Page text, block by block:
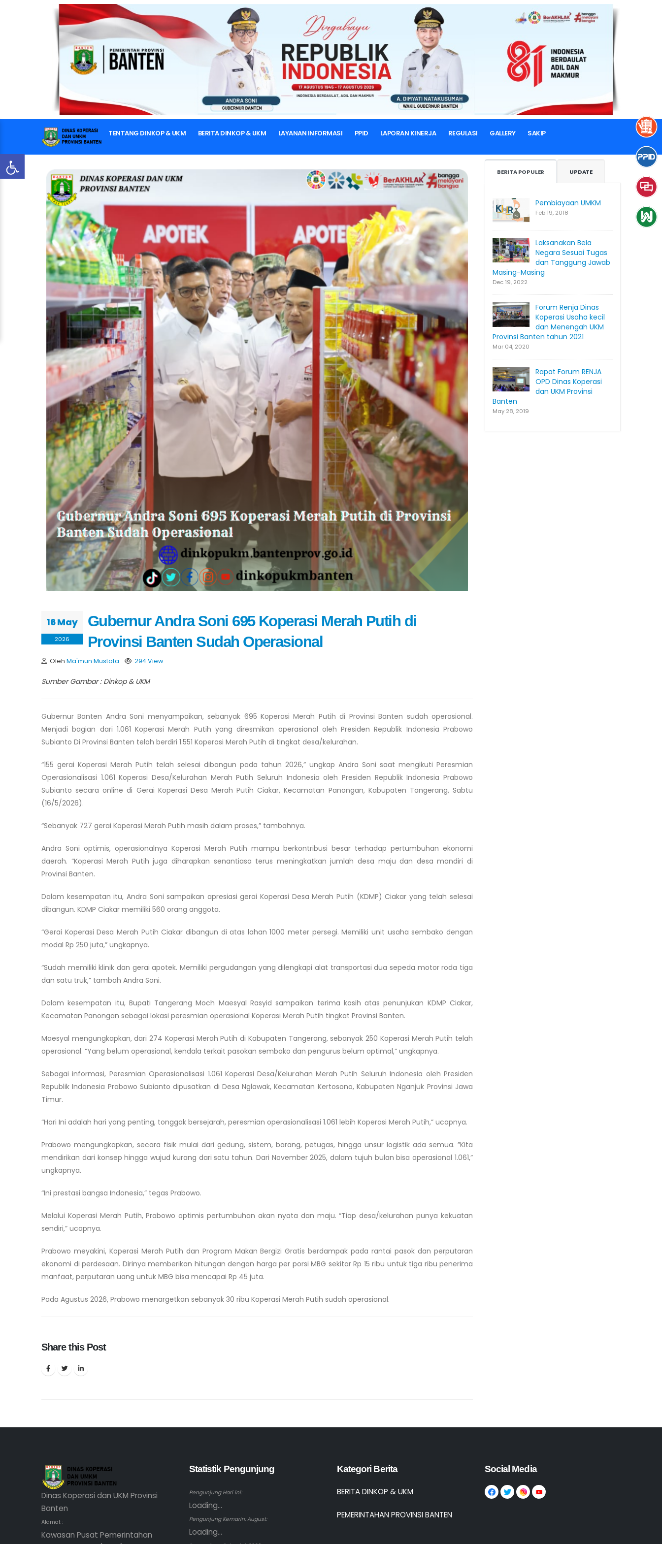
TENTANG DINKOP & UKM BERITA DINKOP & UKM LAYANAN INFORMASI PPID LAPORAN KINERJA REGULASI GALLERY SAKIP
BERITA DINKOP & UKM
BERANDA BERITA & ARTIKEL
16 May
2026
Gubernur Andra Soni 695 Koperasi Merah Putih di
Provinsi Banten Sudah Operasional
Oleh Ma'mun Mustofa 294 View
Sumber Gambar : Dinkop & UKM
Gubernur Banten Andra Soni menyampaikan, sebanyak 695 Koperasi Merah Putih di Provinsi Banten sudah operasional.
Menjadi bagian dari 1.061 Koperasi Merah Putih yang diresmikan operasional oleh Presiden Republik Indonesia Prabowo
Subianto Di Provinsi Banten telah berdiri 1.551 Koperasi Merah Putih di tingkat desa/kelurahan.
“155 gerai Koperasi Merah Putih telah selesai dibangun pada tahun 2026,” ungkap Andra Soni saat mengikuti Peresmian
Operasionalisasi 1.061 Koperasi Desa/Kelurahan Merah Putih Seluruh Indonesia oleh Presiden Republik Indonesia Prabowo
Subianto secara online di Gerai Koperasi Desa Merah Putih Ciakar, Kecamatan Panongan, Kabupaten Tangerang, Sabtu
(16/5/2026).
“Sebanyak 727 gerai Koperasi Merah Putih masih dalam proses,” tambahnya.
Andra Soni optimis, operasionalnya Koperasi Merah Putih mampu berkontribusi besar terhadap pertumbuhan ekonomi
daerah. “Koperasi Merah Putih juga diharapkan senantiasa terus meningkatkan jumlah desa maju dan desa mandiri di
Provinsi Banten.
Dalam kesempatan itu, Andra Soni sampaikan apresiasi gerai Koperasi Desa Merah Putih (KDMP) Ciakar yang telah selesai
dibangun. KDMP Ciakar memiliki 560 orang anggota.
“Gerai Koperasi Desa Merah Putih Ciakar dibangun di atas lahan 1000 meter persegi. Memiliki unit usaha sembako dengan
modal Rp 250 juta,” ungkapnya.
“Sudah memiliki klinik dan gerai apotek. Memiliki pergudangan yang dilengkapi alat transportasi dua sepeda motor roda tiga
dan satu truk,” tambah Andra Soni.
Dalam kesempatan itu, Bupati Tangerang Moch Maesyal Rasyid sampaikan terima kasih atas penunjukan KDMP Ciakar,
Kecamatan Panongan sebagai lokasi peresmian operasional Koperasi Merah Putih tingkat Provinsi Banten.
Maesyal mengungkapkan, dari 274 Koperasi Merah Putih di Kabupaten Tangerang, sebanyak 250 Koperasi Merah Putih telah
operasional. “Yang belum operasional, kendala terkait pasokan sembako dan pengurus belum optimal,” ungkapnya.
Sebagai informasi, Peresmian Operasionalisasi 1.061 Koperasi Desa/Kelurahan Merah Putih Seluruh Indonesia oleh Presiden
Republik Indonesia Prabowo Subianto dipusatkan di Desa Nglawak, Kecamatan Kertosono, Kabupaten Nganjuk Provinsi Jawa
Timur.
“Hari Ini adalah hari yang penting, tonggak bersejarah, peresmian operasionalisasi 1.061 lebih Koperasi Merah Putih,” ucapnya.
Prabowo mengungkapkan, secara fisik mulai dari gedung, sistem, barang, petugas, hingga unsur logistik ada semua. ”Kita
mendirikan dari konsep hingga wujud kurang dari satu tahun. Dari November 2025, dalam tujuh bulan bisa operasional 1.061,”
ungkapnya.
“Ini prestasi bangsa Indonesia,” tegas Prabowo.
Melalui Koperasi Merah Putih, Prabowo optimis pertumbuhan akan nyata dan maju. “Tiap desa/kelurahan punya kekuatan
sendiri,” ucapnya.
Prabowo meyakini, Koperasi Merah Putih dan Program Makan Bergizi Gratis berdampak pada rantai pasok dan perputaran
ekonomi di perdesaan. Dirinya memberikan hitungan dengan harga per porsi MBG sekitar Rp 15 ribu untuk tiga ribu penerima
manfaat, perputaran uang untuk MBG bisa mencapai Rp 45 juta.
Pada Agustus 2026, Prabowo menargetkan sebanyak 30 ribu Koperasi Merah Putih sudah operasional.
Share this Post
BERITA POPULER UPDATE
Pembiayaan UMKM
Feb 19, 2018
Laksanakan Bela
Negara Sesuai Tugas
dan Tanggung Jawab
Masing-Masing
Dec 19, 2022
Forum Renja Dinas
Koperasi Usaha kecil
dan Menengah UKM
Provinsi Banten tahun 2021
Mar 04, 2020
Rapat Forum RENJA
OPD Dinas Koperasi
dan UKM Provinsi
Banten
May 28, 2019
Dinas Koperasi dan UKM Provinsi
Banten
Alamat :
Kawasan Pusat Pemerintahan
Statistik Pengunjung
Pengunjung Hari ini:
Loading...
Pengunjung Kemarin: August:
Loading...
Kategori Berita
BERITA DINKOP & UKM
PEMERINTAHAN PROVINSI BANTEN
Social Media